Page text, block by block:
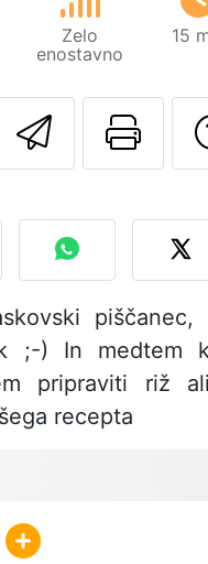
Zelo
enostavno
15
Pošlji
piščanec,
;-) In medtem
pripraviti riž
recepta